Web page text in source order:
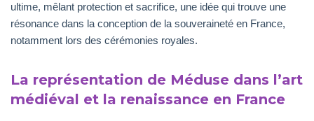
ultime, mêlant protection et sacrifice, une idée qui trouve une
résonance dans la conception de la souveraineté en France,
notamment lors des cérémonies royales.
La représentation de Méduse dans l’art
médiéval et la renaissance en France